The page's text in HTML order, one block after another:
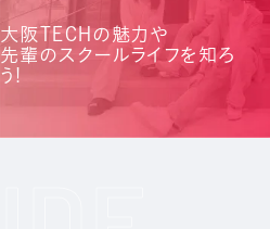
大阪TECHの魅力や
先輩のスクールライフを知ろ
う!